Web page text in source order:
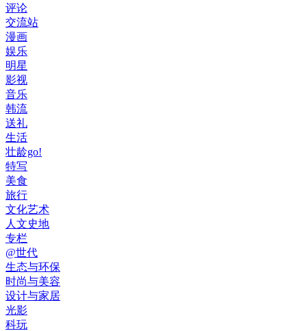
评论
交流站
漫画
娱乐
明星
影视
音乐
韩流
送礼
生活
壮龄go!
特写
美食
旅行
文化艺术
人文史地
专栏
@世代
生态与环保
时尚与美容
设计与家居
光影
科玩